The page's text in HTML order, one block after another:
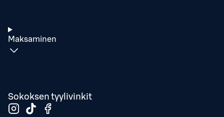
Maksaminen
Sokoksen tyylivinkit